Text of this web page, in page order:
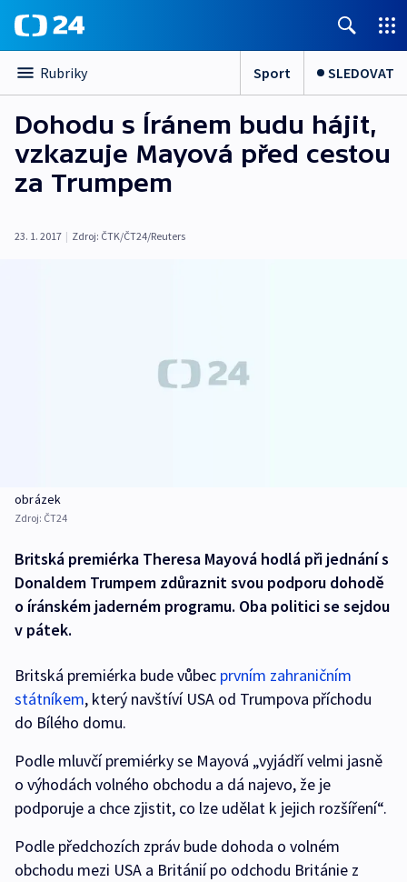
Rubriky Sport SLEDOVAT
Dohodu s Íránem budu hájit,
vzkazuje Mayová před cestou
za Trumpem
23. 1. 2017 | Zdroj: ČTK/ČT24/Reuters
obrázek
Zdroj: ČT24
Britská premiérka Theresa Mayová hodlá při jednání s
Donaldem Trumpem zdůraznit svou podporu dohodě
o íránském jaderném programu. Oba politici se sejdou
v pátek.
Britská premiérka bude vůbec prvním zahraničním
státníkem, který navštíví USA od Trumpova příchodu
do Bílého domu.
Podle mluvčí premiérky se Mayová „vyjádří velmi jasně
o výhodách volného obchodu a dá najevo, že je
podporuje a chce zjistit, co lze udělat k jejich rozšíření“.
Podle předchozích zpráv bude dohoda o volném
obchodu mezi USA a Británií po odchodu Británie z